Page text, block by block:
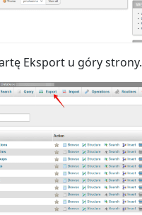
Eksport u góry strony.